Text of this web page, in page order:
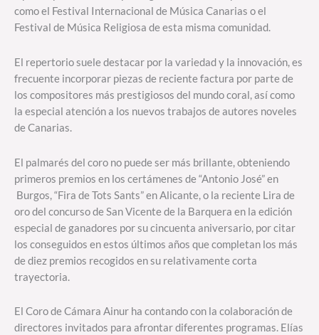
como el Festival Internacional de Música Canarias o el
Festival de Música Religiosa de esta misma comunidad.
El repertorio suele destacar por la variedad y la innovación, es
frecuente incorporar piezas de reciente factura por parte de
los compositores más prestigiosos del mundo coral, así como
la especial atención a los nuevos trabajos de autores noveles
de Canarias.
El palmarés del coro no puede ser más brillante, obteniendo
primeros premios en los certámenes de “Antonio José” en
Burgos, “Fira de Tots Sants” en Alicante, o la reciente Lira de
oro del concurso de San Vicente de la Barquera en la edición
especial de ganadores por su cincuenta aniversario, por citar
los conseguidos en estos últimos años que completan los más
de diez premios recogidos en su relativamente corta
trayectoria.
El Coro de Cámara Ainur ha contando con la colaboración de
directores invitados para afrontar diferentes programas. Elías